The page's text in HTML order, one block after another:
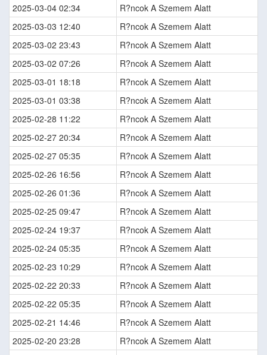
2025-03-04 02:34
R?ncok A Szemem Alatt
2025-03-03 12:40
R?ncok A Szemem Alatt
2025-03-02 23:43
R?ncok A Szemem Alatt
2025-03-02 07:26
R?ncok A Szemem Alatt
2025-03-01 18:18
R?ncok A Szemem Alatt
2025-03-01 03:38
R?ncok A Szemem Alatt
2025-02-28 11:22
R?ncok A Szemem Alatt
2025-02-27 20:34
R?ncok A Szemem Alatt
2025-02-27 05:35
R?ncok A Szemem Alatt
2025-02-26 16:56
R?ncok A Szemem Alatt
2025-02-26 01:36
R?ncok A Szemem Alatt
2025-02-25 09:47
R?ncok A Szemem Alatt
2025-02-24 19:37
R?ncok A Szemem Alatt
2025-02-24 05:35
R?ncok A Szemem Alatt
2025-02-23 10:29
R?ncok A Szemem Alatt
2025-02-22 20:33
R?ncok A Szemem Alatt
2025-02-22 05:35
R?ncok A Szemem Alatt
2025-02-21 14:46
R?ncok A Szemem Alatt
2025-02-20 23:28
R?ncok A Szemem Alatt